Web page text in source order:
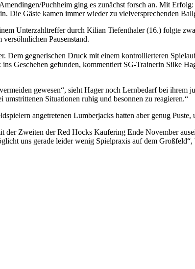
Puchheim ging es zunächst forsch an. Mit
Die Gäste kamen immer wieder zu vielversprechenden
Unterzahltreffer durch Kilian Tiefenthaler (16.) folgte
Pausenstand.
Dem gegnerischen Druck mit einem kontrollierteren
Geschehen gefunden, kommentiert SG-Trainerin Silke
gewesen“, sieht Hager noch Lernbedarf bei
Situationen ruhig und besonnen zu reagieren.“
angetretenen Lumberjacks hatten aber genug
Zweiten der Red Hocks Kaufering Ende November
uns gerade leider wenig Spielpraxis auf dem